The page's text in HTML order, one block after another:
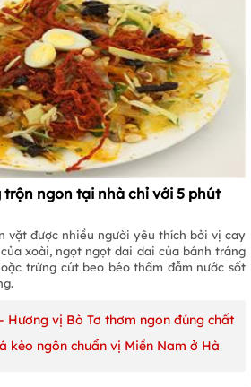
ngon tại nhà chỉ với 5 phút
vặt được nhiều người yêu thích bởi vị cay
xoài, ngọt ngọt dai dai của bánh tráng
trứng cút beo béo thấm đẫm nước sốt
Hương vị Bò Tơ thơm ngon đúng chất
kèo ngôn chuẩn vị Miền Nam ở Hà